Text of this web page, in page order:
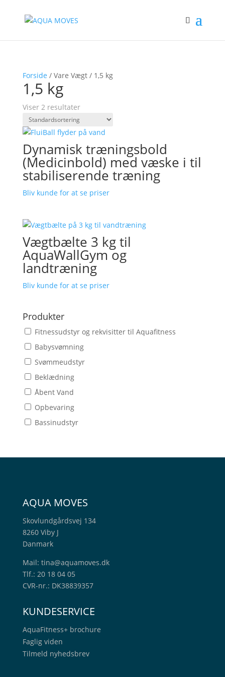
Forside / Vare Vægt / 1,5 kg
1,5 kg
Viser 2 resultater
Dynamisk træningsbold
(Medicinbold) med væske i til
stabiliserende træning
Bliv kunde for at se priser
Vægtbælte 3 kg til
AquaWallGym og
landtræning
Bliv kunde for at se priser
Produkter
Fitnessudstyr og rekvisitter til Aquafitness
Babysvømning
Svømmeudstyr
Beklædning
Åbent Vand
Opbevaring
Bassinudstyr
AQUA MOVES
Skovlundgårdsvej 134
8260 Viby J
Danmark
Mail: tina@aquamoves.dk
Tlf.: 20 18 04 05
CVR-nr.: DK38839357
KUNDESERVICE
AquaFitness+ brochure
Faglig viden
Tilmeld nyhedsbrev